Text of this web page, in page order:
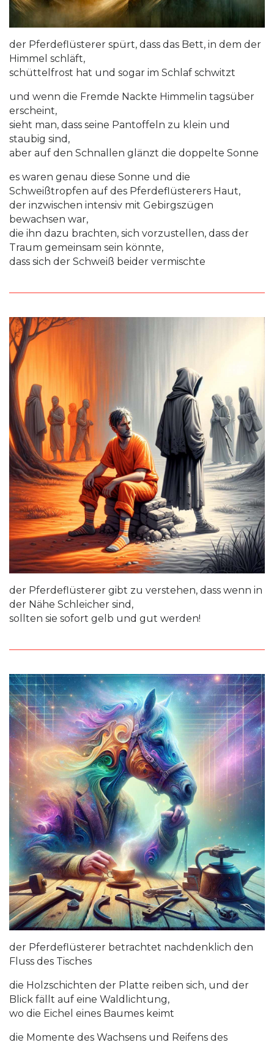
der Pferdeflüsterer spürt, dass das Bett, in dem der
Himmel schläft,
schüttelfrost hat und sogar im Schlaf schwitzt
und wenn die Fremde Nackte Himmelin tagsüber
erscheint,
sieht man, dass seine Pantoffeln zu klein und
staubig sind,
aber auf den Schnallen glänzt die doppelte Sonne
es waren genau diese Sonne und die
Schweißtropfen auf des Pferdeflüsterers Haut,
der inzwischen intensiv mit Gebirgszügen
bewachsen war,
die ihn dazu brachten, sich vorzustellen, dass der
Traum gemeinsam sein könnte,
dass sich der Schweiß beider vermischte
der Pferdeflüsterer gibt zu verstehen, dass wenn in
der Nähe Schleicher sind,
sollten sie sofort gelb und gut werden!
der Pferdeflüsterer betrachtet nachdenklich den
Fluss des Tisches
die Holzschichten der Platte reiben sich, und der
Blick fällt auf eine Waldlichtung,
wo die Eichel eines Baumes keimt
die Momente des Wachsens und Reifens des